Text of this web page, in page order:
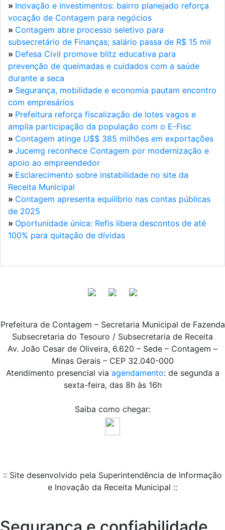
» Inovação e investimentos: bairro planejado reforça
vocação de Contagem para negócios
» Contagem abre processo seletivo para
subsecretário de Finanças; salário passa de R$ 15 mil
» Defesa Civil promove blitz educativa para
prevenção de queimadas e cuidados com a saúde
durante a seca
» Segurança, mobilidade e economia pautam encontro
com empresários
» Prefeitura reforça fiscalização de lotes vagos e
amplia participação da população com o E-Fisc
» Contagem atinge U$$ 385 milhões em exportações
» Jucemg reconhece Contagem por modernização e
apoio ao empreendedor
» Esclarecimento sobre instabilidade no site da
Receita Municipal
» Contagem apresenta equilíbrio nas contas públicas
de 2025
» Oportunidade única: Refis libera descontos de até
100% para quitação de dívidas
Prefeitura de Contagem – Secretaria Municipal de Fazenda
Subsecretaria do Tesouro / Subsecretaria de Receita
Av. João Cesar de Oliveira, 6.620 – Sede – Contagem –
Minas Gerais – CEP 32.040-000
Atendimento presencial via agendamento: de segunda a
sexta-feira, das 8h às 16h
Saiba como chegar:
:: Site desenvolvido pela Superintendência de Informação
e Inovação da Receita Municipal ::